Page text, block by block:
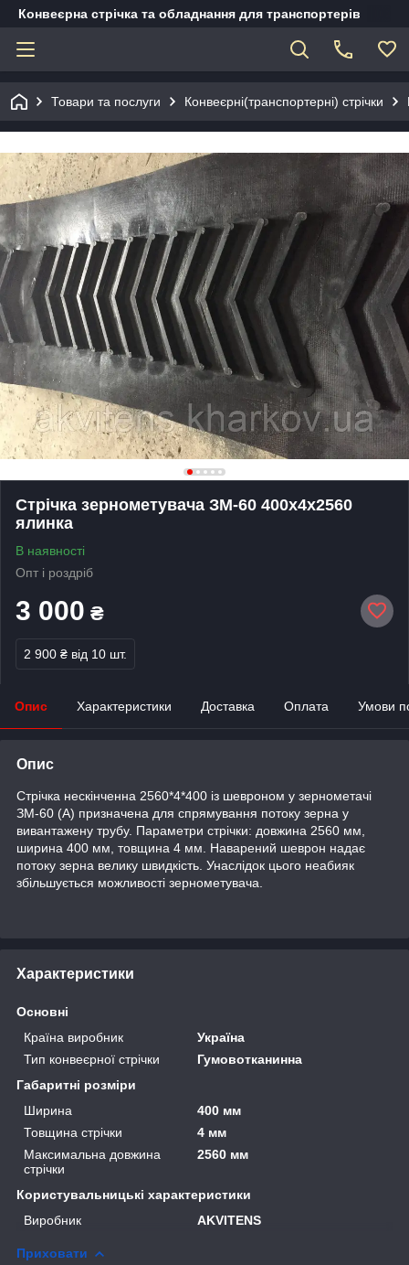
Конвеєрна стрічка та обладнання для транспортерів
Товари та послуги Конвеєрні(транспортерні) стрічки
Стрічка зернометувача ЗМ-60 400х4х2560
ялинка
В наявності
Опт і роздріб
3 000 ₴
2 900 ₴ від 10 шт.
Опис Характеристики Доставка Оплата Умови
Опис
Стрічка нескінченна 2560*4*400 із шевроном у зернометачі
ЗМ-60 (А) призначена для спрямування потоку зерна у
вивантажену трубу. Параметри стрічки: довжина 2560 мм,
ширина 400 мм, товщина 4 мм. Наварений шеврон надає
потоку зерна велику швидкість. Унаслідок цього неабияк
збільшується можливості зернометувача.
Характеристики
Основні
Країна виробник
Україна
Тип конвеєрної стрічки
Гумовотканинна
Габаритні розміри
Ширина
400 мм
Товщина стрічки
4 мм
Максимальна довжина
стрічки
2560 мм
Користувальницькі характеристики
Виробник
AKVITENS
Приховати